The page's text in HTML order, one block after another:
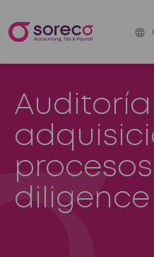
diligence